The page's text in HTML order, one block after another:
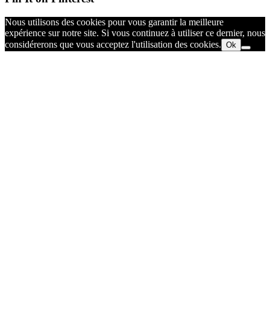
Nous utilisons des cookies pour vous garantir la meilleure
expérience sur notre site. Si vous continuez à utiliser ce dernier, nous
considérerons que vous acceptez l'utilisation des cookies. Ok